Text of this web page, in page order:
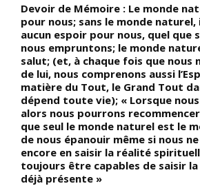
Devoir de Mémoire : Le monde
pour nous; sans le monde naturel,
aucun espoir pour nous, quel que
nous empruntons; le monde
salut; (et, à chaque fois que nous
de lui, nous comprenons aussi
matière du Tout, le Grand Tout
dépend toute vie); « Lorsque
alors nous pourrons
que seul le monde naturel est le
de nous épanouir même si nous
encore en saisir la réalité
toujours être capables de saisir
déjà présente »